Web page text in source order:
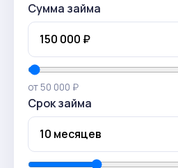
Сумма займа
от 50 000 ₽
Срок займа